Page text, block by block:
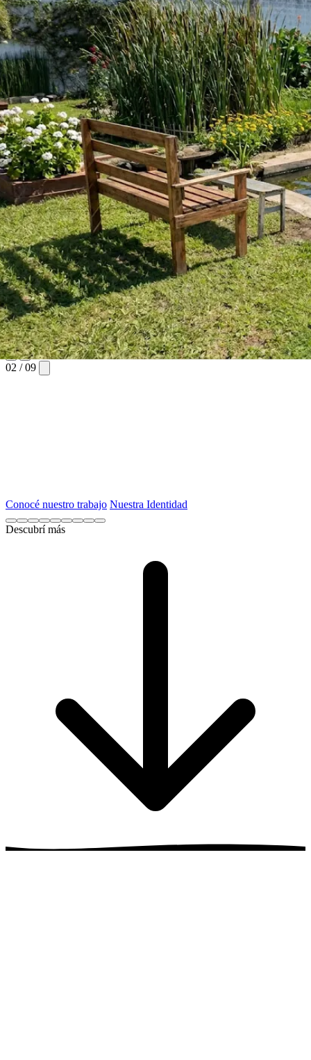
02 / 09
Conocé nuestro trabajo Nuestra Identidad
Descubrí más